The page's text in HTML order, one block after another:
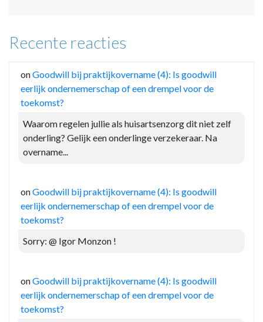
Recente reacties
onGoodwill bij praktijkovername (4): Is goodwill
eerlijk ondernemerschap of een drempel voor de
toekomst?
Waarom regelen jullie als huisartsenzorg dit niet zelf
onderling? Gelijk een onderlinge verzekeraar. Na
overname...
onGoodwill bij praktijkovername (4): Is goodwill
eerlijk ondernemerschap of een drempel voor de
toekomst?
Sorry: @ Igor Monzon !
onGoodwill bij praktijkovername (4): Is goodwill
eerlijk ondernemerschap of een drempel voor de
toekomst?